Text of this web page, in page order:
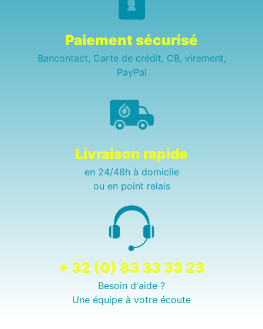
Paiement sécurisé
Bancontact, Carte de crédit, CB, virement,
PayPal
Livraison rapide
en 24/48h à domicile
ou en point relais
+ 32 (0) 83 33 33 23
Besoin d'aide ?
Une équipe à votre écoute